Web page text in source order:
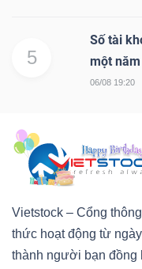
5
Số tài
một năm
06/08 19:20
Vietstock – Cổng
thức hoạt động từ
thành người bạn đồng